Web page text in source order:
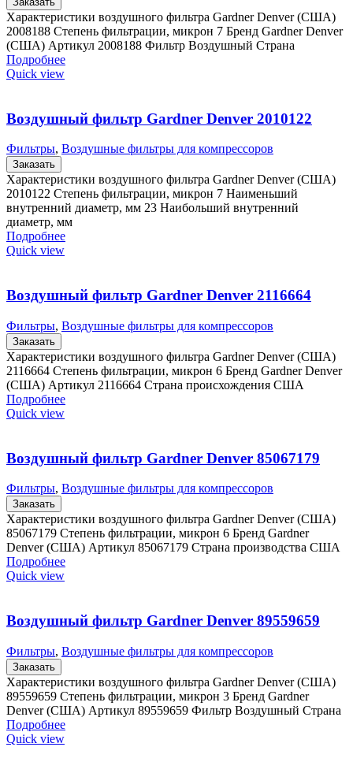
Характеристики воздушного фильтра Gardner Denver (США)
2008188 Степень фильтрации, микрон 7 Бренд Gardner Denver
(США) Артикул 2008188 Фильтр Воздушный Страна
Подробнее
Quick view
Воздушный фильтр Gardner Denver 2010122
Фильтры, Воздушные фильтры для компрессоров
Заказать
Характеристики воздушного фильтра Gardner Denver (США)
2010122 Степень фильтрации, микрон 7 Наименьший
внутренний диаметр, мм 23 Наибольший внутренний
диаметр, мм
Подробнее
Quick view
Воздушный фильтр Gardner Denver 2116664
Фильтры, Воздушные фильтры для компрессоров
Заказать
Характеристики воздушного фильтра Gardner Denver (США)
2116664 Степень фильтрации, микрон 6 Бренд Gardner Denver
(США) Артикул 2116664 Страна происхождения США
Подробнее
Quick view
Воздушный фильтр Gardner Denver 85067179
Фильтры, Воздушные фильтры для компрессоров
Заказать
Характеристики воздушного фильтра Gardner Denver (США)
85067179 Степень фильтрации, микрон 6 Бренд Gardner
Denver (США) Артикул 85067179 Страна производства США
Подробнее
Quick view
Воздушный фильтр Gardner Denver 89559659
Фильтры, Воздушные фильтры для компрессоров
Заказать
Характеристики воздушного фильтра Gardner Denver (США)
89559659 Степень фильтрации, микрон 3 Бренд Gardner
Denver (США) Артикул 89559659 Фильтр Воздушный Страна
Подробнее
Quick view